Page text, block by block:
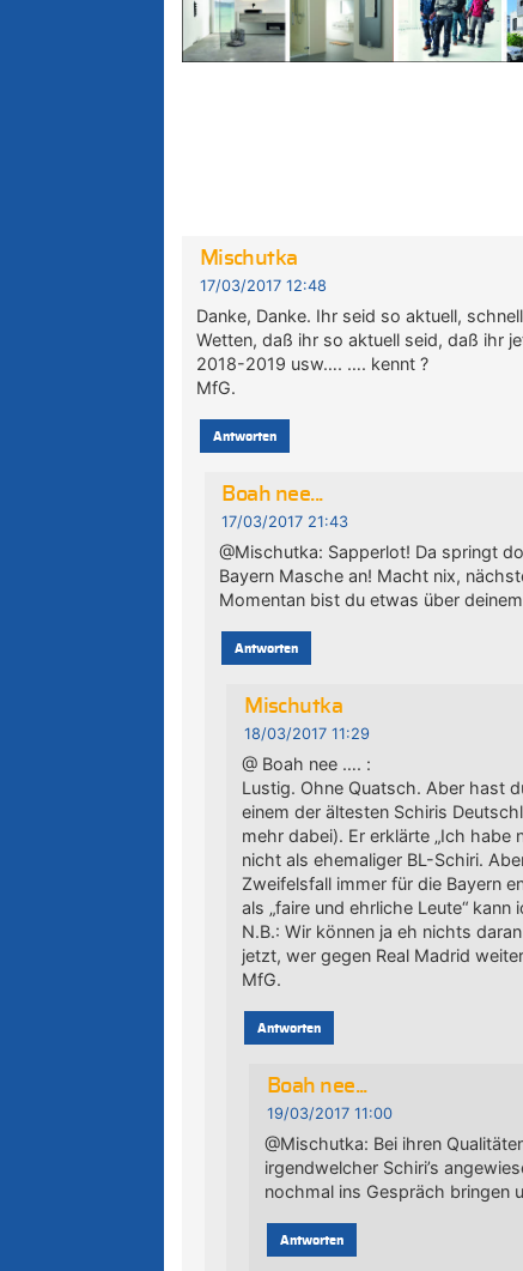
Mischutka
17/03/2017 12:48
Danke, Danke. Ihr seid so aktuell,
Wetten, daß ihr so aktuell seid, daß ihr
2018-2019 usw…. …. kennt ?
MfG.
Antworten
Boah nee...
17/03/2017 21:43
@Mischutka: Sapperlot! Da springt
Bayern Masche an! Macht nix,
Momentan bist du etwas über
Antworten
Mischutka
18/03/2017 11:29
@ Boah nee …. :
Lustig. Ohne Quatsch. Aber hast
einem der ältesten Schiris
mehr dabei). Er erklärte „Ich
nicht als ehemaliger BL-Schiri.
Zweifelsfall immer für die Bayern
als „faire und ehrliche Leute“
N.B.: Wir können ja eh nichts
jetzt, wer gegen Real Madrid
MfG.
Antworten
Boah nee...
19/03/2017 11:00
@Mischutka: Bei ihren
irgendwelcher Schiri’s
nochmal ins Gespräch bringen
Antworten